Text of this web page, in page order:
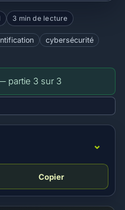
3 min de lecture
cybersécurité
partie 3 sur 3
⌄
Copier